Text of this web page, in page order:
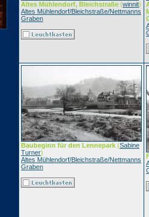
Altes Mühlendorf, Bleichstraße (winnit)
Altes Mühlendorf/Bleichstraße/Nettmanns
Graben
Baubeginn für den Lennepark (Sabine
Turner)
Altes Mühlendorf/Bleichstraße/Nettmanns
Graben